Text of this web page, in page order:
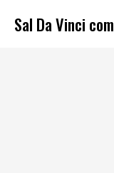
Sal Da Vinci